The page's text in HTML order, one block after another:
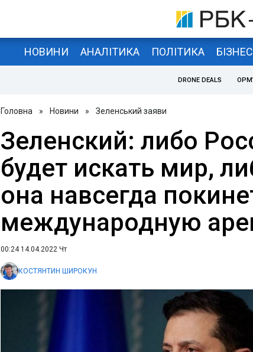
НОВИНИ АНАЛІТИКА ПОЛІТИКА БІЗНЕС
DRONE DEALS
Головна » Новини » Зеленський заяви
Зеленский: либо
будет искать мир,
она навсегда
международную
00:24 14.04.2022 Чт
КОСТЯНТИН ШИРОКУН